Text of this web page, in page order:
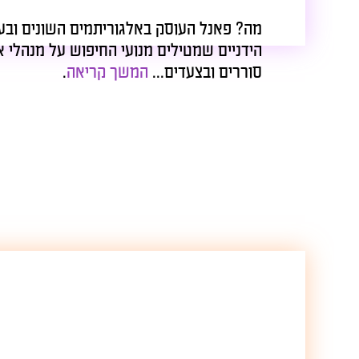
מה? פאנל העוסק באלגוריתמים השונים
הידניים שמטילים מנועי החיפוש על מנהלי
סוררים ובצעדים...המשך קריאה.